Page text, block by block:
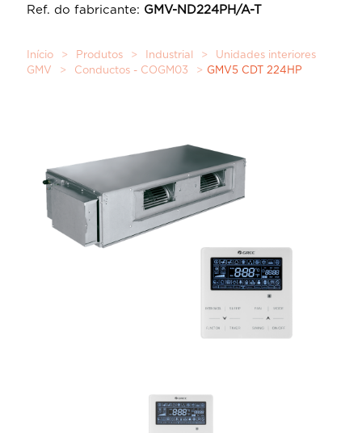
Ref. do fabricante: GMV-ND224PH/A-T
Início > Produtos > Industrial >
Unidades interiores
GMV
> Conductos - COGM03 > GMV5 CDT 224HP